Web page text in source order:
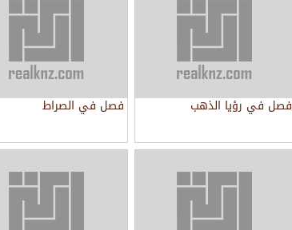
فصل في رؤيا الذهب فصل في الصراط